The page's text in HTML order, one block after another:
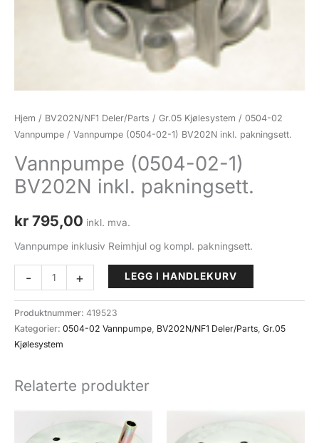
Hjem / BV202N/NF1 Deler/Parts / Gr.05 Kjølesystem / 0504-02
Vannpumpe / Vannpumpe (0504-02-1) BV202N inkl. pakningsett.
Vannpumpe (0504-02-1)
BV202N inkl. pakningsett.
kr 795,00 inkl. mva.
Vannpumpe inklusiv Reimhjul og kompl. pakningsett.
-
Vannpumpe
(0504-
02-
1)
BV202N
pakningsett.
+ LEGG I HANDLEKURV
Produktnummer: 419523
Kategorier: 0504-02 Vannpumpe, BV202N/NF1 Deler/Parts, Gr.05
Kjølesystem
Relaterte produkter